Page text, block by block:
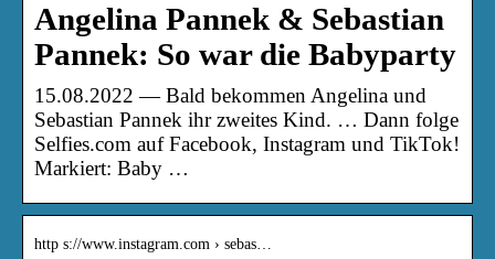
Angelina Pannek & Sebastian
Pannek: So war die Babyparty
15.08.2022 — Bald bekommen Angelina und
Sebastian Pannek ihr zweites Kind. … Dann folge
Selfies.com auf Facebook, Instagram und TikTok!
Markiert: Baby …
http s://www.instagram.com › sebas…